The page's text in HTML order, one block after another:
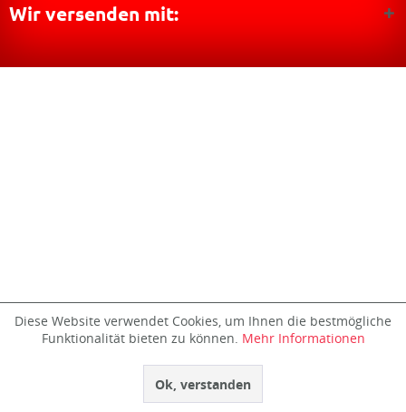
Wir versenden mit:
Diese Website verwendet Cookies, um Ihnen die bestmögliche
Funktionalität bieten zu können. Mehr Informationen
Ok, verstanden